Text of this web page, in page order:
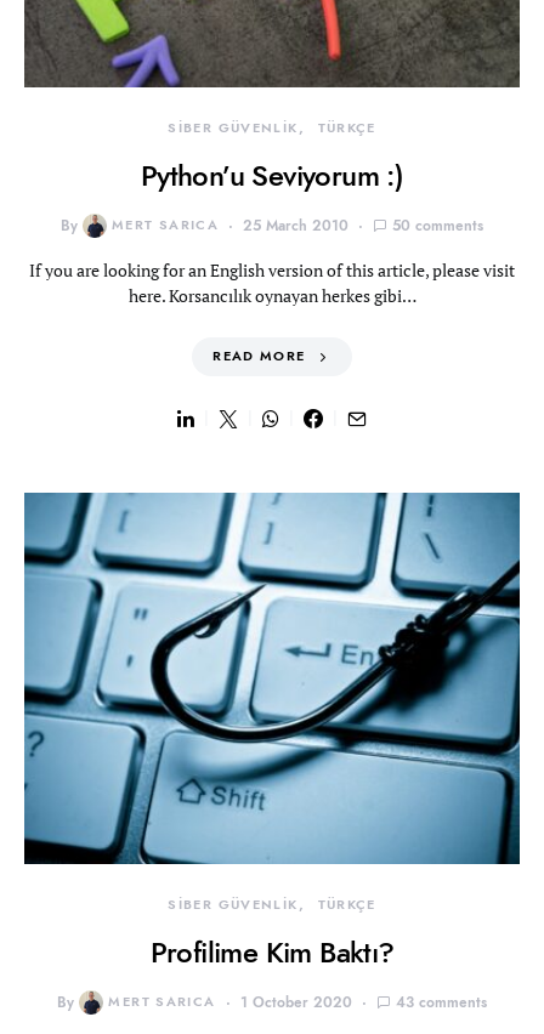
SİBER GÜVENLİK TÜRKÇE
Python’u Seviyorum :)
By MERT SARICA 25 March 2010 50 comments
If you are looking for an English version of this article, please visit
here. Korsancılık oynayan herkes gibi…
READ MORE
SİBER GÜVENLİK TÜRKÇE
Profilime Kim Baktı?
By MERT SARICA 1 October 2020 43 comments